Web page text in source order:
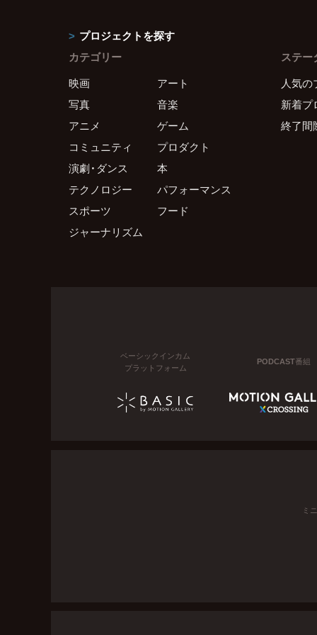
プロジェクトを探す
カテゴリー
映画
アート
写真
音楽
アニメ
ゲーム
コミュニティ
プロダクト
演劇・ダンス
本
テクノロジー
パフォーマンス
スポーツ
フード
ジャーナリズム
ステー
人気の
新着プ
終了間
ベーシックインカム
プラットフォーム
PODCAST番組
ミ